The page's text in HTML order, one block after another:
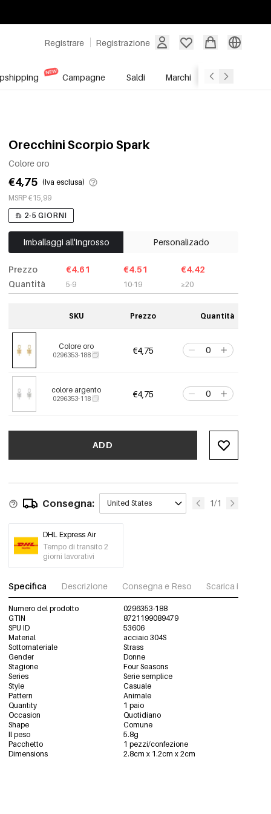
Registrare Registrazione
Campagne Saldi Marchi Servizio
Orecchini Scorpio Spark
Colore oro
€4,75 (Iva esclusa)
MSRP €15,99
2-5 GIORNI
Imballaggi all'ingrosso Personalizado
Prezzo
Quantità
€4.61
5-9
€4.51
10-19
€4.42
≥20
SKU Prezzo Quantità
Colore oro
0296353-188 €4,75
colore argento
0296353-118 €4,75
ADD
Consegna: United States 1/1
DHL Express Air
Tempo di transito 2
giorni lavorativi
Specifica Descrizione Consegna e Reso Scarica immagini
Numero del prodotto
0296353-188
GTIN
8721199089479
SPU ID
53606
Material
acciaio 304S
Sottomateriale
Strass
Gender
Donne
Stagione
Four Seasons
Series
Serie semplice
Style
Casuale
Pattern
Animale
Quantity
1 paio
Occasion
Quotidiano
Shape
Comune
Il peso
5.8g
Pacchetto
1 pezzi/confezione
Dimensions
2.8cm x 1.2cm x 2cm